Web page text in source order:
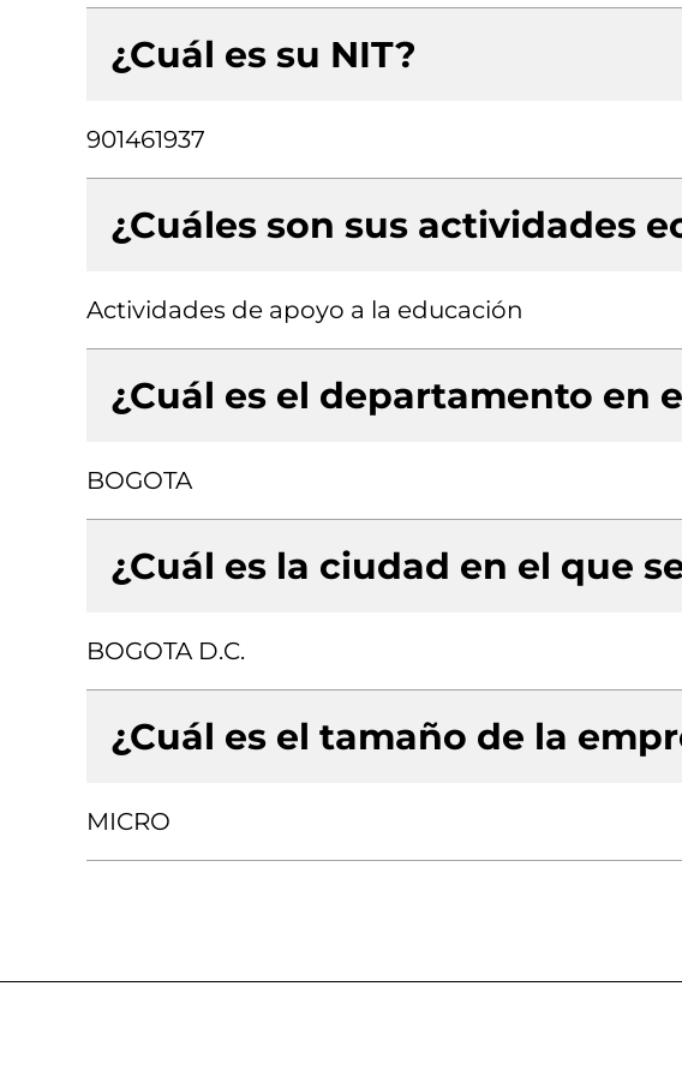
¿Cuál es su NIT?
901461937
¿Cuáles son sus actividades
Actividades de apoyo a la educación
¿Cuál es el departamento en
BOGOTA
¿Cuál es la ciudad en el que
BOGOTA D.C.
¿Cuál es el tamaño de la
MICRO